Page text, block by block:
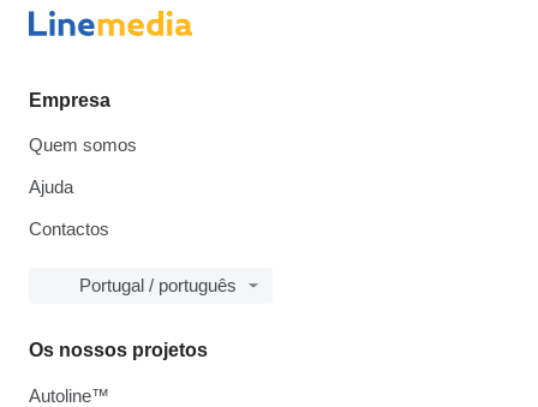
Empresa
Quem somos
Ajuda
Contactos
Portugal / português
Os nossos projetos
Autoline™